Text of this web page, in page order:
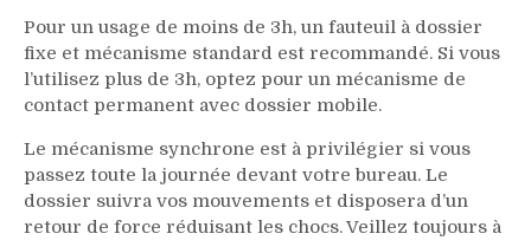
Pour un usage de moins de 3h, un fauteuil à dossier
fixe et mécanisme standard est recommandé. Si vous
l’utilisez plus de 3h, optez pour un mécanisme de
contact permanent avec dossier mobile.
Le mécanisme synchrone est à privilégier si vous
passez toute la journée devant votre bureau. Le
dossier suivra vos mouvements et disposera d’un
retour de force réduisant les chocs. Veillez toujours à